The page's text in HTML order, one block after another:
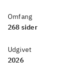
Omfang
268 sider
Udgivet
2026